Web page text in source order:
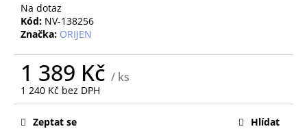
Na dotaz
Kód: NV-138256
Značka: ORIJEN
1 389 Kč / ks
1 240 Kč bez DPH
Měrná
Zeptat se Hlídat
D
o
u